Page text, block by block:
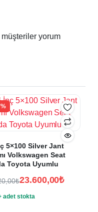
müşteriler yorum
5×100 Silver Jant
Volkswagen Seat
Toyota Uyumlu
₺23.600,00₺
adet stokta